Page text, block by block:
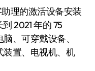
理的激活设备安装
2021 年的 75
、可穿戴设备、
装置、电视机、机